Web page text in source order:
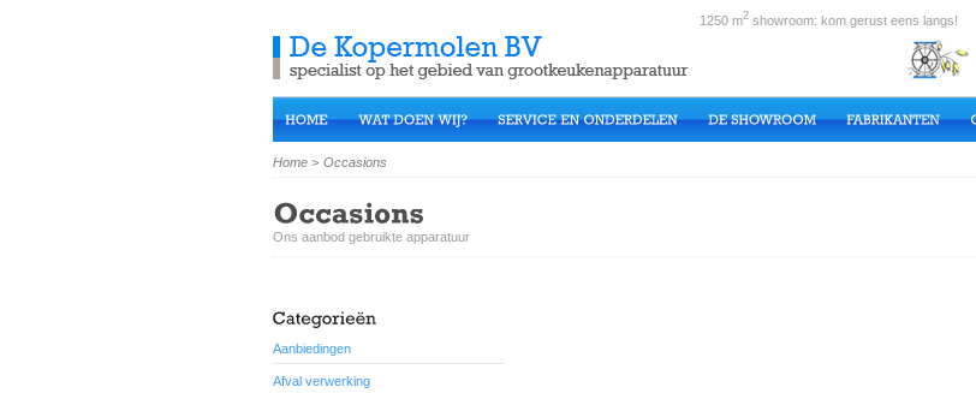
1250 m2 showroom: kom gerust eens langs!
Home > Occasions
Ons aanbod gebruikte apparatuur
Aanbiedingen
Afval verwerking